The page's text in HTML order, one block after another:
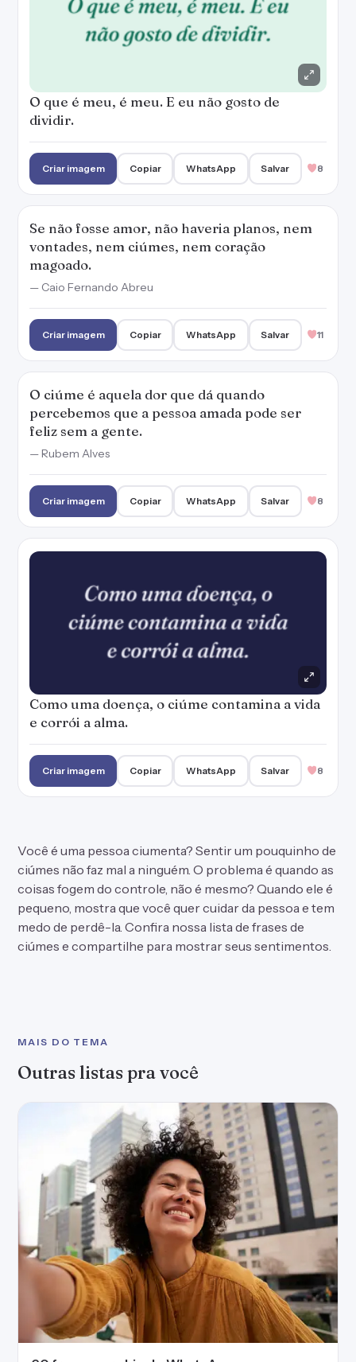
O que é meu, é meu. E eu não gosto de
dividir.
Criar imagem Copiar WhatsApp Salvar 8
Se não fosse amor, não haveria planos, nem
vontades, nem ciúmes, nem coração
magoado.
— Caio Fernando Abreu
Criar imagem Copiar WhatsApp Salvar 11
O ciúme é aquela dor que dá quando
percebemos que a pessoa amada pode ser
feliz sem a gente.
— Rubem Alves
Criar imagem Copiar WhatsApp Salvar 8
Como uma doença, o ciúme contamina a vida
e corrói a alma.
Criar imagem Copiar WhatsApp Salvar 8
Você é uma pessoa ciumenta? Sentir um pouquinho de
ciúmes não faz mal a ninguém. O problema é quando as
coisas fogem do controle, não é mesmo? Quando ele é
pequeno, mostra que você quer cuidar da pessoa e tem
medo de perdê-la. Confira nossa lista de frases de
ciúmes e compartilhe para mostrar seus sentimentos.
MAIS DO TEMA
Outras listas pra você